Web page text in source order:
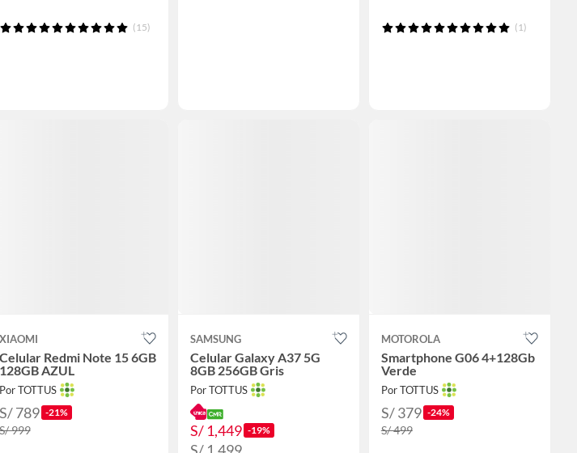
(15) (1)
XIAOMI
Celular Redmi Note 15 6GB
128GB AZUL
Por TOTTUS
S/ 789 -21%
999
SAMSUNG
Celular Galaxy A37 5G
8GB 256GB Gris
Por TOTTUS
S/ 1,449 -19%
MOTOROLA
Smartphone G06 4+128Gb
Verde
Por TOTTUS
S/ 379 -24%
S/ 499